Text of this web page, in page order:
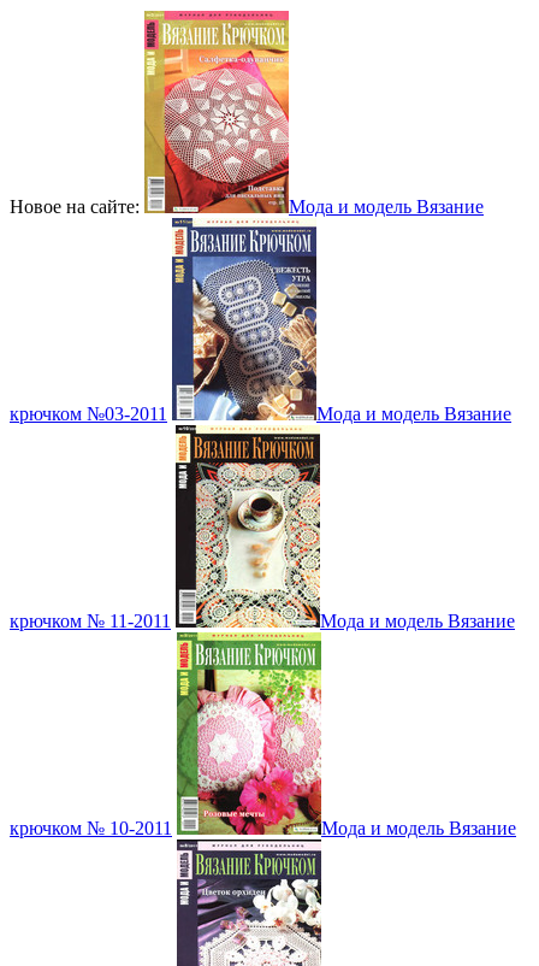
Новое на сайте: Мода и модель Вязание
крючком №03-2011 Мода и модель Вязание
крючком № 11-2011 Мода и модель Вязание
крючком № 10-2011 Мода и модель Вязание